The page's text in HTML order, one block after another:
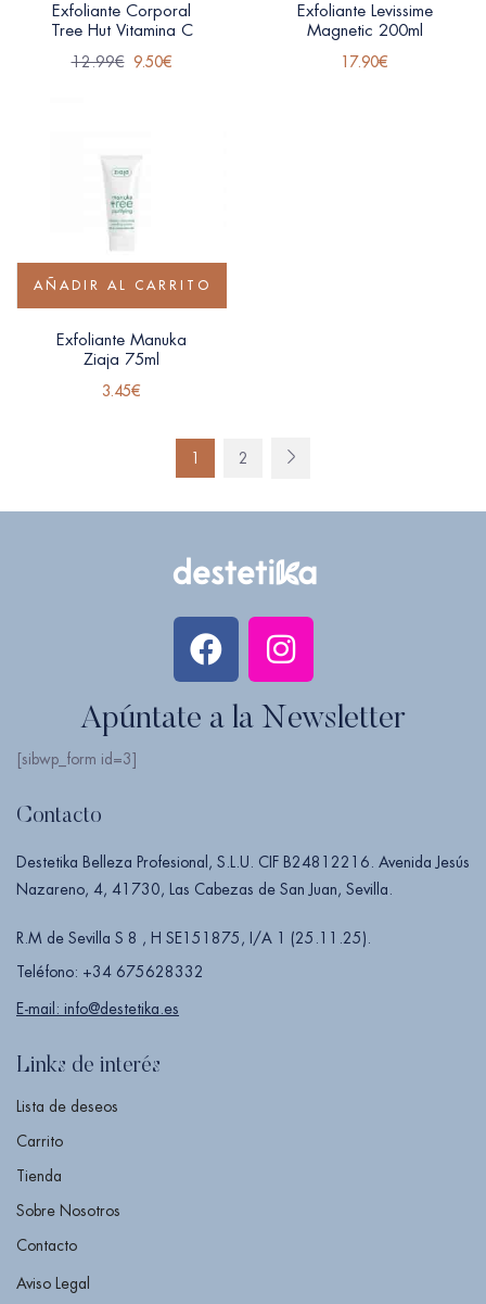
Exfoliante Corporal
Tree Hut Vitamina C
12.99€ 9.50€
Exfoliante Levissime
Magnetic 200ml
17.90€
AÑADIR AL CARRITO
Exfoliante Manuka
Ziaja 75ml
3.45€
1 2
Apúntate a la Newsletter
[sibwp_form id=3]
Contacto
Destetika Belleza Profesional, S.L.U. CIF B24812216. Avenida Jesús
Nazareno, 4, 41730, Las Cabezas de San Juan, Sevilla.
R.M de Sevilla S 8 , H SE151875, I/A 1 (25.11.25).
Teléfono: +34 675628332
E-mail: info@destetika.es
Links de interés
Lista de deseos
Carrito
Tienda
Sobre Nosotros
Contacto
Aviso Legal